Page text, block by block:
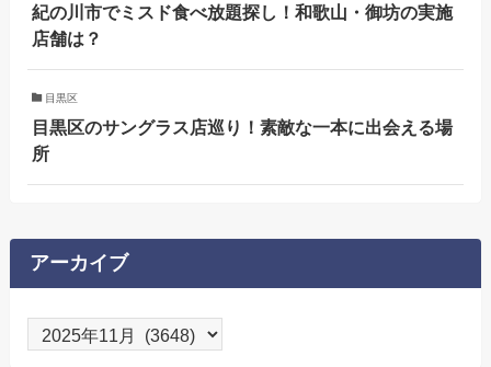
紀の川市でミスド食べ放題探し！和歌山・御坊の実施
店舗は？
目黒区
目黒区のサングラス店巡り！素敵な一本に出会える場
所
アーカイブ
ア
ー